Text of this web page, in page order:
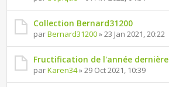
Collection Bernard31200
parBernard31200» 23 Jan 2021, 20:22
Fructification de l'année dernière
parKaren34» 29 Oct 2021, 10:39